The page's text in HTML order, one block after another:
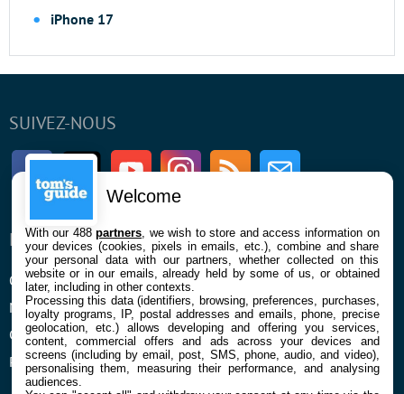
iPhone 17
SUIVEZ-NOUS
FacebookTwitter Youtube InstagramRSS Newsletter
ENTREPRISE
Qui sommes nous
Mentions légales et CGU
Confidentialité et Cookies
Préférences cookies
À PROPOS
La rédaction
Contact
Welcome
With our 488partners , we wish to store and access information on
your devices (cookies, pixels in emails, etc.), combine and share
your personal data with our partners, whether collected on this
website or in our emails, already held by some of us, or obtained
later, including in other contexts.
Processing this data (identifiers, browsing, preferences, purchases,
loyalty programs, IP, postal addresses and emails, phone, precise
geolocation, etc.) allows developing and offering you services,
content, commercial offers and ads across your devices and
screens (including by email, post, SMS, phone, audio, and video),
personalising them, measuring their performance, and analysing
audiences.